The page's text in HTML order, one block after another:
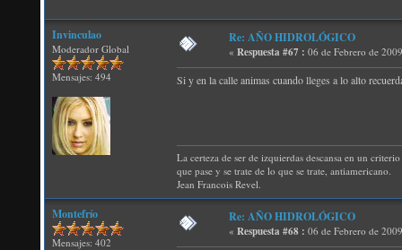
Invinculao
Moderador Global
Mensajes: 494
Re: AÑO HIDROLÓGICO
« Respuesta #67 : 06 de Febrero de
Si y en la calle animas cuando lleges a lo alto
La certeza de ser de izquierdas descansa en un
que pase y se trate de lo que se trate, antiamericano.
Jean Francois Revel.
Montefrío
Mensajes: 402
Re: AÑO HIDROLÓGICO
« Respuesta #68 : 06 de Febrero de